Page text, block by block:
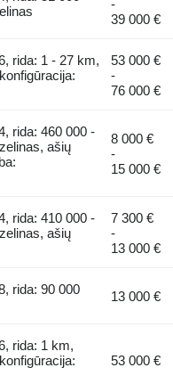
-
39 000 €
rida: 1 - 27 km,
53 000 €
-
76 000 €
rida: 460 000 -
ašių
8 000 €
-
15 000 €
rida: 410 000 -
ašių
7 300 €
-
13 000 €
rida: 90 000
13 000 €
rida: 1 km,
53 000 €